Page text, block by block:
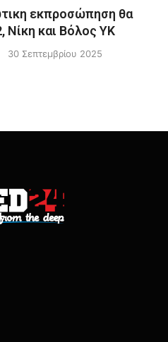
εκπροσώπηση θα
Νίκη και Βόλος ΥΚ
30 Σεπτεμβρίου 2025